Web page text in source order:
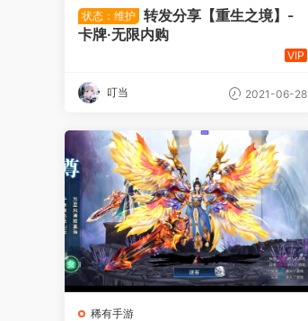
状态：维护 转发分享【重生之境】-
卡牌·无限内购
VIP
叮当 2021-06-28
稀有手游